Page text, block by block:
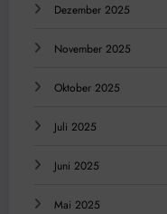
Dezember 2025
November 2025
Oktober 2025
Juli 2025
Juni 2025
Mai 2025